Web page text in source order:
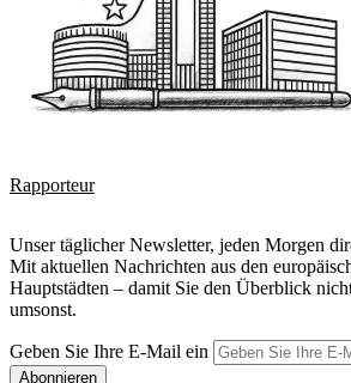
Rapporteur
Unser täglicher Newsletter, jeden Morgen
Mit aktuellen Nachrichten aus den
Hauptstädten – damit Sie den Überblick
umsonst.
Geben Sie Ihre E-Mail ein
Abonnieren